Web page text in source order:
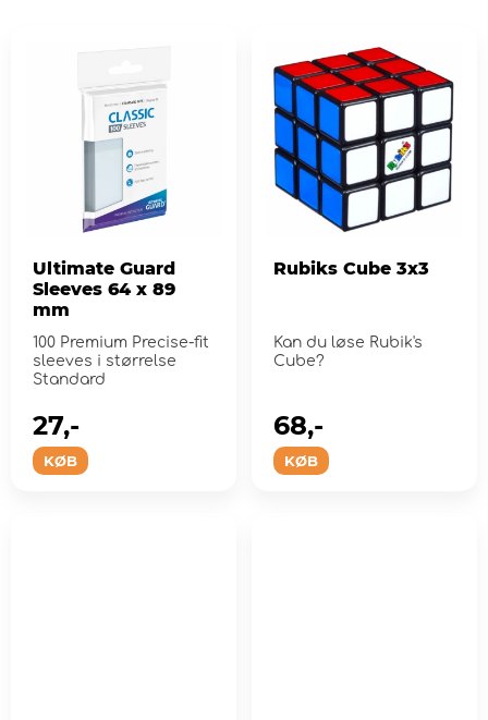
Ultimate Guard
Sleeves 64 x 89
mm
100 Premium Precise-fit
sleeves i størrelse
Standard
KØB
27,-
Rubiks Cube 3x3
Kan du løse Rubik's
Cube?
KØB
68,-